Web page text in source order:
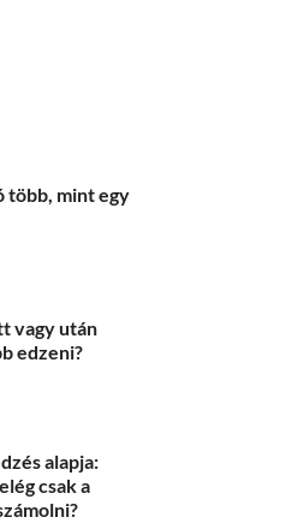
több, mint egy
vagy után
edzeni?
alapja:
csak a